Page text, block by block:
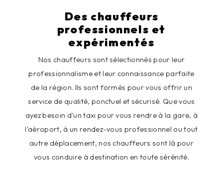
Des chauffeurs
professionnels et
expérimentés
Nos chauffeurs sont sélectionnés pour leur
professionnalisme et leur connaissance parfaite
de la région. Ils sont formés pour vous offrir un
service de qualité, ponctuel et sécurisé. Que vous
ayez besoin d'un taxi pour vous rendre à la gare, à
l'aéroport, à un rendez-vous professionnel ou tout
autre déplacement, nos chauffeurs sont là pour
vous conduire à destination en toute sérénité.